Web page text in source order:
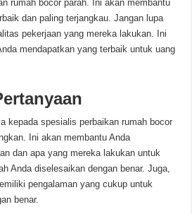
rumah bocor parah. Ini akan membantu
dan paling terjangkau. Jangan lupa
pekerjaan yang mereka lakukan. Ini
mendapatkan yang terbaik untuk uang
kepada spesialis perbaikan rumah bocor
Ini akan membantu Anda
dan apa yang mereka lakukan untuk
Anda diselesaikan dengan benar. Juga,
pengalaman yang cukup untuk
benar.